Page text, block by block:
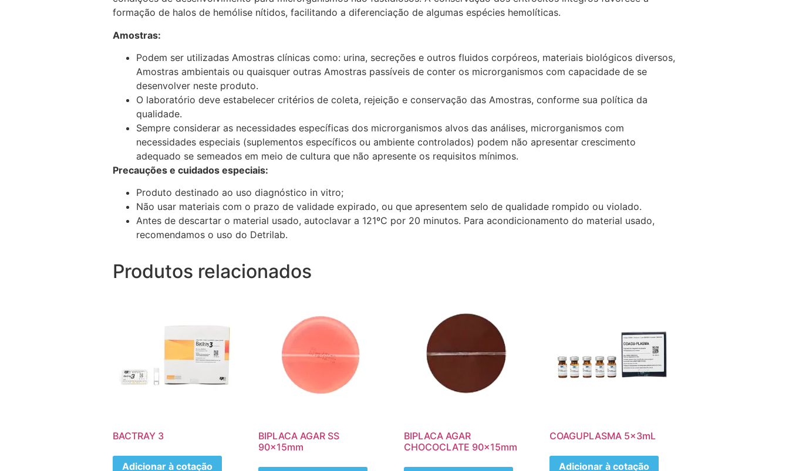
formação de halos de hemólise nítidos, facilitando a diferenciação de algumas espécies hemolíticas.
Amostras:
Podem ser utilizadas Amostras clínicas como: urina, secreções e outros fluidos corpóreos, materiais biológicos diversos,
Amostras ambientais ou quaisquer outras Amostras passíveis de conter os microrganismos com capacidade de se
desenvolver neste produto.
O laboratório deve estabelecer critérios de coleta, rejeição e conservação das Amostras, conforme sua política da
qualidade.
Sempre considerar as necessidades específicas dos microrganismos alvos das análises, microrganismos com
necessidades especiais (suplementos específicos ou ambiente controlados) podem não apresentar crescimento
adequado se semeados em meio de cultura que não apresente os requisitos mínimos.
Precauções e cuidados especiais:
Produto destinado ao uso diagnóstico in vitro;
Não usar materiais com o prazo de validade expirado, ou que apresentem selo de qualidade rompido ou violado.
Antes de descartar o material usado, autoclavar a 121ºC por 20 minutos. Para acondicionamento do material usado,
recomendamos o uso do Detrilab.
Produtos relacionados
BACTRAY 3
Adicionar à cotação
BIPLACA AGAR SS
90x15mm
BIPLACA AGAR
CHOCOCLATE 90x15mm
COAGUPLASMA 5x3mL
Adicionar à cotação